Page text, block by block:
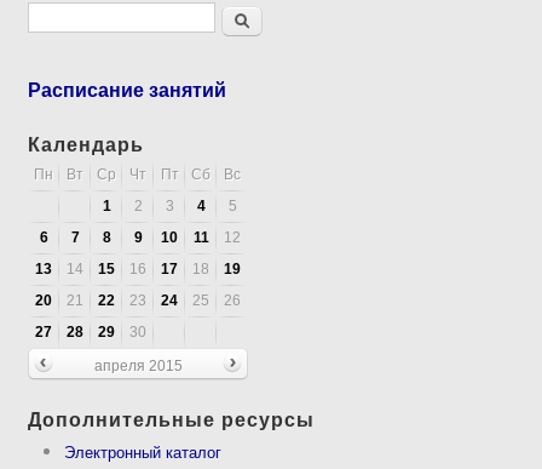
Форма поискаПоиск
Расписание занятий
Календарь
Пн Вт Ср Чт Пт Сб
Вс
1
2 3 4
5
6
7 8 9 10 11
12
13
14 15 16 17 18
19
20
21 22 23 24 25
26
27
28 29
30
апреля 2015
Дополнительные ресурсы
Электронный каталог